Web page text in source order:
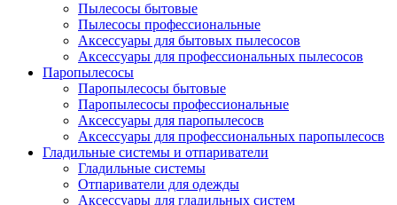
Пылесосы бытовые
Пылесосы профессиональные
Аксессуары для бытовых пылесосов
Аксессуары для профессиональных пылесосов
Паропылесосы
Паропылесосы бытовые
Паропылесосы профессиональные
Аксессуары для паропылесосв
Аксессуары для профессиональных паропылесосв
Гладильные системы и отпариватели
Гладильные системы
Отпариватели для одежды
Аксессуары для гладильных систем